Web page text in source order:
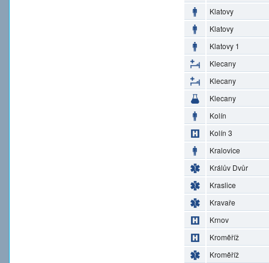
Klatovy
Klatovy
Klatovy 1
Klecany
Klecany
Klecany
Kolín
Kolín 3
Kralovice
Králův Dvůr
Kraslice
Kravaře
Krnov
Kroměříž
Kroměříž